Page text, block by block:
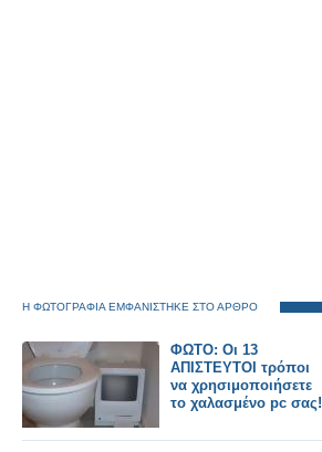
Η ΦΩΤΟΓΡΑΦΙΑ ΕΜΦΑΝΙΣΤΗΚΕ ΣΤΟ ΑΡΘΡΟ
ΦΩΤΟ: Οι 13
ΑΠΙΣΤΕΥΤΟΙ τρόποι
να χρησιμοποιήσετε
το χαλασμένο pc σας!